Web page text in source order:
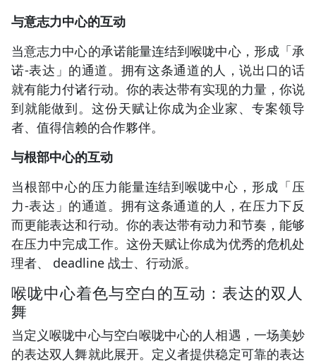
与意志力中心的互动
当意志力中心的承诺能量连结到喉咙中心，形成「承
诺-表达」的通道。拥有这条通道的人，说出口的话
就有能力付诸行动。你的表达带有实现的力量，你说
到就能做到。这份天赋让你成为企业家、专案领导
者、值得信赖的合作夥伴。
与根部中心的互动
当根部中心的压力能量连结到喉咙中心，形成「压
力-表达」的通道。拥有这条通道的人，在压力下反
而更能表达和行动。你的表达带有动力和节奏，能够
在压力中完成工作。这份天赋让你成为优秀的危机处
理者、 deadline 战士、行动派。
喉咙中心着色与空白的互动：表达的双人
舞
当定义喉咙中心与空白喉咙中心的人相遇，一场美妙
的表达双人舞就此展开。定义者提供稳定可靠的表达